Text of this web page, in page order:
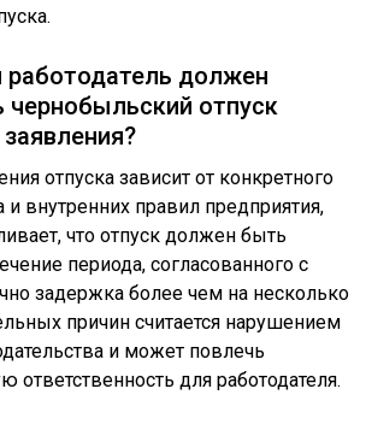
работодатель должен
чернобыльский отпуск
отпуска зависит от конкретного
и внутренних правил предприятия,
что отпуск должен быть
периода, согласованного с
задержка более чем на несколько
причин считается нарушением
и может повлечь
ответственность для работодателя.